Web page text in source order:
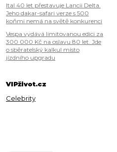
Ital 40 let přestavuje Lancii Delta.
Jeho dakar-safari verze s 500
koňmi nemá na světě konkurenci
Vespa vydává limitovanou edici za
300 000 Kč na oslavu 80 let. Jde
o sběratelský kalkul místo
jízdního upgradu
VIPživot.cz
Celebrity